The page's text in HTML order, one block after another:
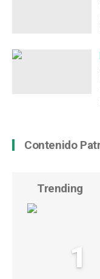
Contenido
Trending
1